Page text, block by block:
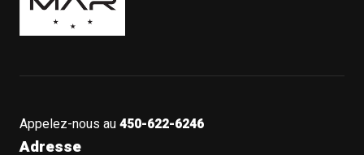
Appelez-nous au450-622-6246
Adresse